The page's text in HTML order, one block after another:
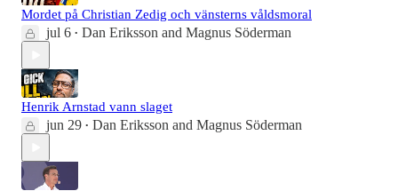
Mordet på Christian Zedig och vänsterns våldsmoral
jul 6 • Dan Eriksson and Magnus Söderman
Henrik Arnstad vann slaget
jun 29 • Dan Eriksson and Magnus Söderman